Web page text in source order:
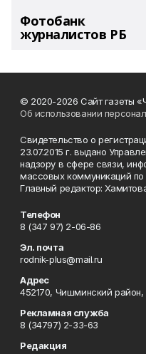
Фотобанк
журналистов РБ
© 2020-2026 Сайт газеты
Об использовании
Свидетельство о
23.07.2015 г. выдано
надзору в сфере связи,
массовых коммуникаций по
Главный редактор:
Телефон
8 (347 97) 2-06-86
Эл. почта
rodnik-plus@mail.ru
Адрес
452170, Чишминский
Рекламная служба
8 (34797) 2-33-63
Редакция